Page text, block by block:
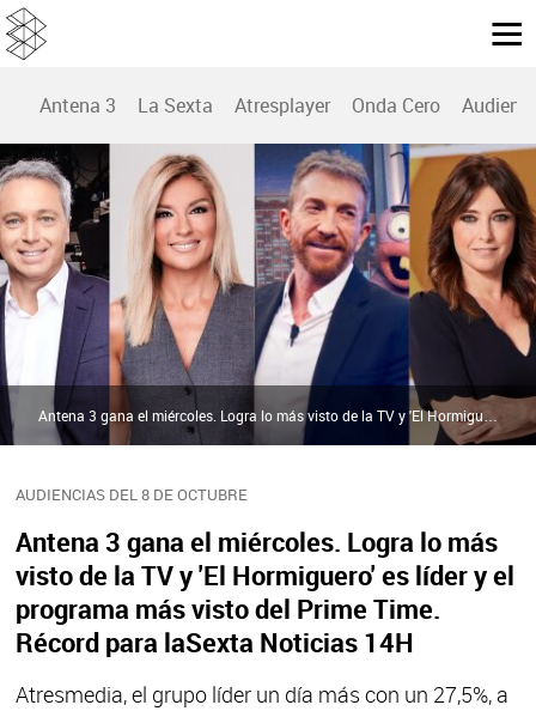
Antena 3 La Sexta Atresplayer Onda Cero
AUDIENCIAS DEL 8 DE OCTUBRE
Antena 3 gana el miércoles. Logra lo más
visto de la TV y 'El Hormiguero' es líder y el
programa más visto del Prime Time.
Récord para laSexta Noticias 14H
Atresmedia, el grupo líder un día más con un 27,5%, a
Antena 3 gana el miércoles. Logra lo más visto de la TV y 'El Hormiguero' es líder y el programa más visto del Prime Time. Récord para laSexta Noticias 14H | Atresmedia